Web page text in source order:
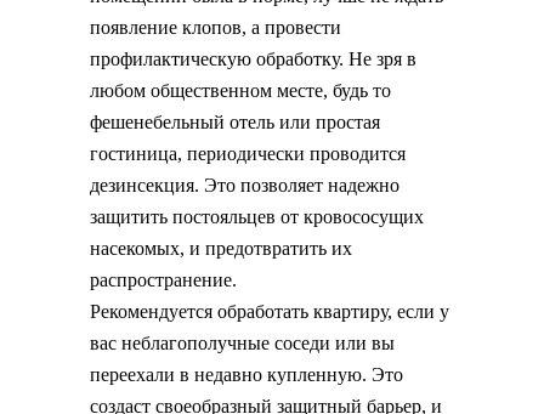
появление клопов, а провести
профилактическую обработку. Не зря в
любом общественном месте, будь то
фешенебельный отель или простая
гостиница, периодически проводится
дезинсекция. Это позволяет надежно
защитить постояльцев от кровососущих
насекомых, и предотвратить их
распространение.
Рекомендуется обработать квартиру, если у
вас неблагополучные соседи или вы
переехали в недавно купленную. Это
создаст своеобразный защитный барьер, и